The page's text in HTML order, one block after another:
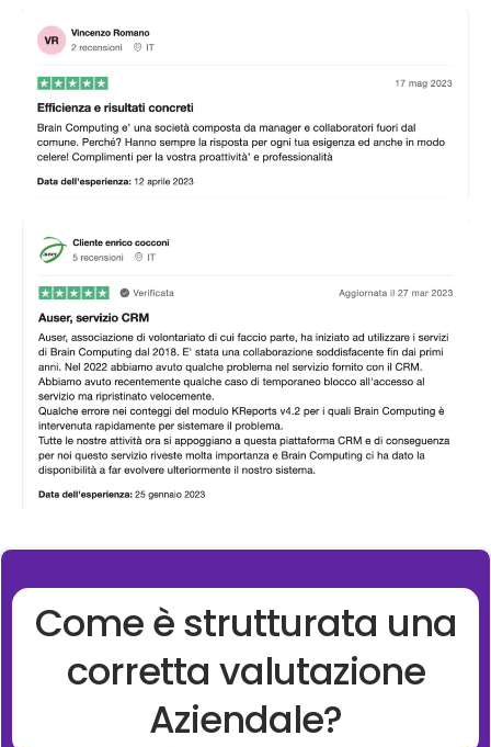
Come è strutturata una
corretta valutazione
Aziendale?